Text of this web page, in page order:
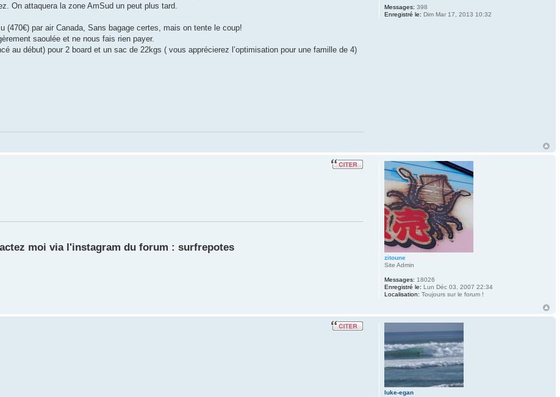
On attaquera la zone AmSud un peut plus tard.
(470€) par air Canada, Sans bagage certes, mais on tente le coup!
saoulée et ne nous fais rien payer.
au début) pour 2 board et un sac de 22kgs ( vous apprécierez l’optimisation pour une famille de 4)
Messages: 398
Enregistré le: Dim Mar 17, 2013 10:32
moi via l'instagram du forum : surfrepotes
zitoune
Site Admin
Messages: 18026
Enregistré le: Lun Déc 03, 2007 22:34
Localisation: Toujours sur le forum !
luke-egan